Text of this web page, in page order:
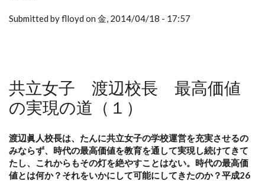
Submitted by flloyd on 金, 2014/04/18 - 17:57
共立女子 渡辺校長 最高価値
の実現の道（１）
渡辺眞人校長は、たんに共立女子の学校運営を充実させるの
みならず、時代の最高価値を教育を通して実現し続けてきて
たし、これからもその灯を絶やすことはない。時代の最高価
値とは何か？それをいかにして可能にしてきたのか？平成26